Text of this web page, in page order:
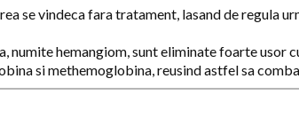
se vindeca fara tratament, lasand de regula
numite hemangiom, sunt eliminate foarte usor
si methemoglobina, reusind astfel sa